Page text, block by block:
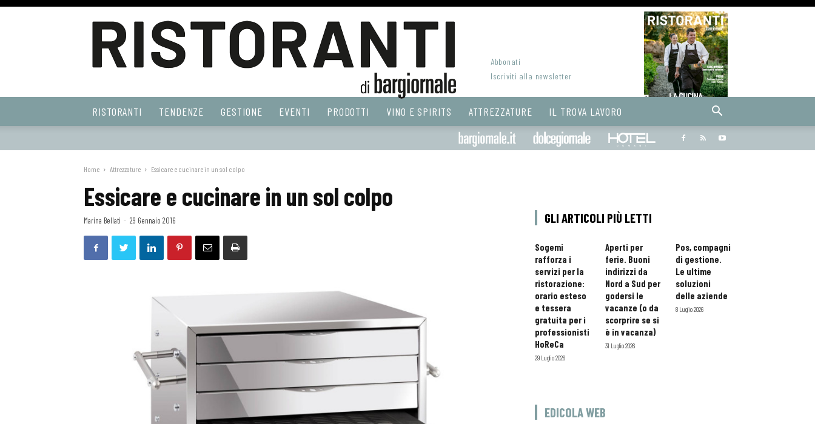
Web
Abbonati
Iscriviti alla newsletter
RISTORANTI TENDENZE GESTIONE EVENTI PRODOTTI VINO E SPIRITS ATTREZZATURE IL TROVA LAVORO
Bargiornale dolcegiornale
Home Attrezzature Essicare e cucinare in un sol colpo
Essicare e cucinare in un sol colpo
Marina Bellati - 29 Gennaio 2016 GLI ARTICOLI PIÙ LETTI
Sogemi
rafforza i
servizi per la
ristorazione:
orario esteso
e tessera
gratuita per i
professionisti
HoReCa
29 Luglio 2026
Aperti per
ferie. Buoni
indirizzi da
Nord a Sud per
godersi le
vacanze (o da
scorprire se si
è in vacanza)
31 Luglio 2026
Pos, compagni
di gestione.
Le ultime
soluzioni
delle aziende
8 Luglio 2026
EDICOLA WEB